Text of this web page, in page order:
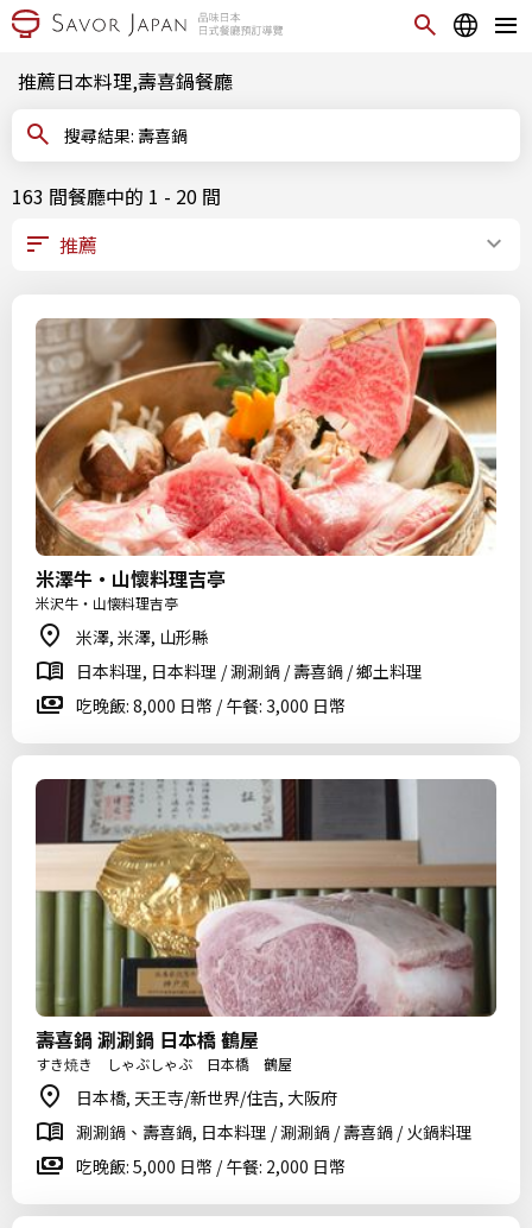
推薦日本料理,壽喜鍋餐廳
搜尋結果: 壽喜鍋
163 間餐廳中的 1 - 20 間
米澤牛・山懷料理吉亭
米沢牛・山懐料理吉亭
米澤, 米澤, 山形縣
日本料理, 日本料理 / 涮涮鍋 / 壽喜鍋 / 鄉土料理
吃晚飯: 8,000 日幣 / 午餐: 3,000 日幣
壽喜鍋 涮涮鍋 日本橋 鶴屋
すき焼き しゃぶしゃぶ 日本橋 鶴屋
日本橋, 天王寺/新世界/住吉, 大阪府
涮涮鍋、壽喜鍋, 日本料理 / 涮涮鍋 / 壽喜鍋 / 火鍋料理
吃晚飯: 5,000 日幣 / 午餐: 2,000 日幣